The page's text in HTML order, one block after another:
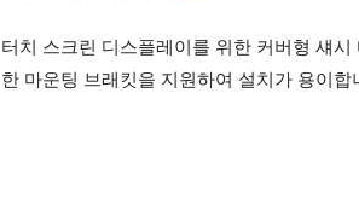
터치 스크린 디스플레이를 위한 커버형 섀
한 마운팅 브래킷을 지원하여 설치가 용이합